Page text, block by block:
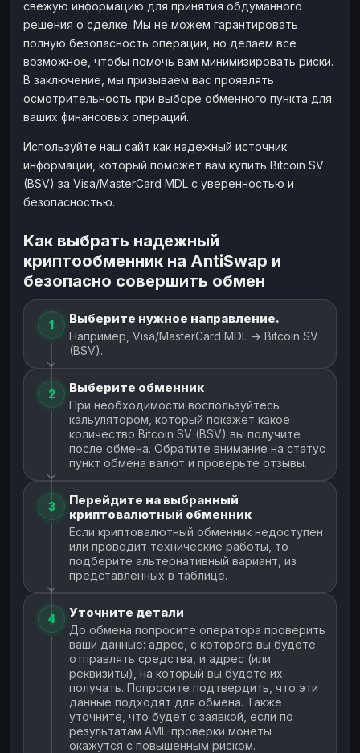
свежую информацию для принятия обдуманного
решения о сделке. Мы не можем гарантировать
полную безопасность операции, но делаем все
возможное, чтобы помочь вам минимизировать риски.
В заключение, мы призываем вас проявлять
осмотрительность при выборе обменного пункта для
ваших финансовых операций.
Используйте наш сайт как надежный источник
информации, который поможет вам купить Bitcoin SV
(BSV) за Visa/MasterCard MDL с уверенностью и
безопасностью.
Как выбрать надежный
криптообменник на AntiSwap и
безопасно совершить обмен
1 Выберите нужное направление.
Например, Visa/MasterCard MDL → Bitcoin SV
(BSV).
2 Выберите обменник
При необходимости воспользуйтесь
кальулятором, который покажет какое
количество Bitcoin SV (BSV) вы получите
после обмена. Обратите внимание на статус
пункт обмена валют и проверьте отзывы.
3
Перейдите на выбранный
криптовалютный обменник
Если криптовалютный обменник недоступен
или проводит технические работы, то
подберите альтернативный вариант, из
представленных в таблице.
4 Уточните детали
До обмена попросите оператора проверить
ваши данные: адрес, с которого вы будете
отправлять средства, и адрес (или
реквизиты), на который вы будете их
получать. Попросите подтвердить, что эти
данные подходят для обмена. Также
уточните, что будет с заявкой, если по
результатам AML-проверки монеты
окажутся с повышенным риском.